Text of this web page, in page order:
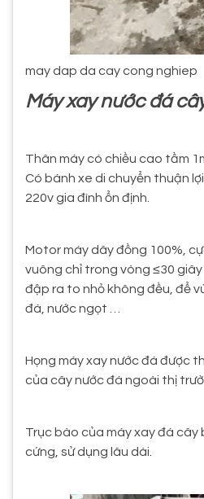
may dap da cay cong nghiep
Máy xay nước đá
Thân máy có chiều cao tầm
Có bánh xe di chuyển thuận
220v gia đình ổn định.
Motor máy dây đồng 100%,
vuông chỉ trong vòng ≤30
đập ra to nhỏ không đều, để
đá, nước ngọt …
Họng máy xay nước đá được
của cây nước đá ngoài thị
Trục bào của máy xay đá cây
cứng, sử dụng lâu dài.